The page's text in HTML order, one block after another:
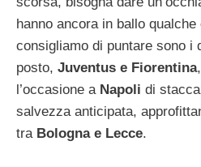
hanno ancora in ballo qualche
consigliamo di puntare sono i
posto, Juventus e Fiorentina
l’occasione a Napoli di
salvezza anticipata,
tra Bologna e Lecce.